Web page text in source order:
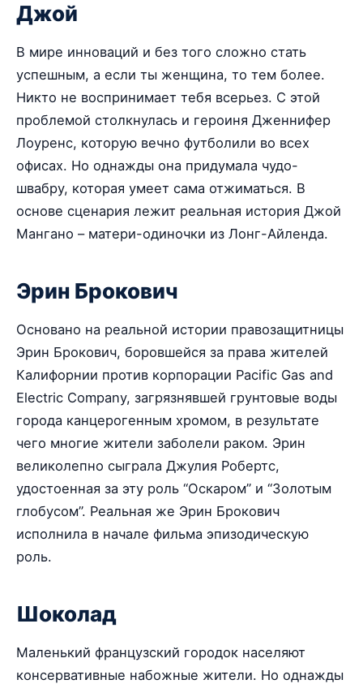
Джой
В мире инноваций и без того сложно стать
успешным, а если ты женщина, то тем более.
Никто не воспринимает тебя всерьез. С этой
проблемой столкнулась и героиня Дженнифер
Лоуренс, которую вечно футболили во всех
офисах. Но однажды она придумала чудо-
швабру, которая умеет сама отжиматься. В
основе сценария лежит реальная история Джой
Мангано – матери-одиночки из Лонг-Айленда.
Эрин Брокович
Основано на реальной истории правозащитницы
Эрин Брокович, боровшейся за права жителей
Калифорнии против корпорации Pacific Gas and
Electric Company, загрязнявшей грунтовые воды
города канцерогенным хромом, в результате
чего многие жители заболели раком. Эрин
великолепно сыграла Джулия Робертс,
удостоенная за эту роль “Оскаром” и “Золотым
глобусом”. Реальная же Эрин Брокович
исполнила в начале фильма эпизодическую
роль.
Шоколад
Маленький французский городок населяют
консервативные набожные жители. Но однажды